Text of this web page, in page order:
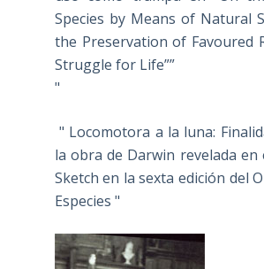
Species by Means of Natural
the Preservation of Favoured
Struggle for Life””
"
" Locomotora a la luna:
la obra de Darwin revelada en
Sketch en la sexta edición del
Especies "